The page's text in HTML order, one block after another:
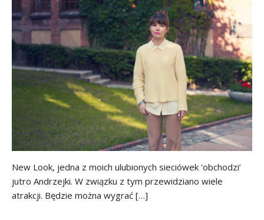
New Look, jedna z moich ulubionych sieciówek 'obchodzi’
jutro Andrzejki. W związku z tym przewidziano wiele
atrakcji. Będzie można wygrać […]